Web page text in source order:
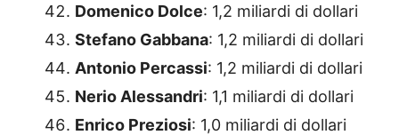
Domenico Dolce: 1,2 miliardi di dollari
Stefano Gabbana: 1,2 miliardi di dollari
Antonio Percassi: 1,2 miliardi di dollari
Nerio Alessandri: 1,1 miliardi di dollari
Enrico Preziosi: 1,0 miliardi di dollari